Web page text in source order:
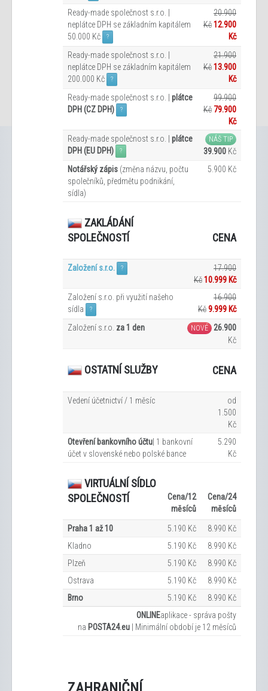
Ready-made společnost s.r.o. |
neplátce DPH se základním kapitálem
50.000 Kč
?
20.900
Kč12.900
Kč
Ready-made společnost s.r.o. |
neplátce DPH se základním kapitálem
200.000 Kč
?
21.900
Kč13.900
Kč
Ready-made společnost s.r.o. | plátce
DPH (CZ DPH)
?
99.900
Kč 79.900
Kč
Ready-made společnost s.r.o. | plátce
DPH (EU DPH)
?
NÁŠ TIP
39.900 Kč
Notářský zápis (změna názvu, počtu
společníků, předmětu podnikání,
sídla)
5.900 Kč
ZAKLÁDÁNÍ
SPOLEČNOSTÍ
CENA
Založení s.r.o. ?
17.900
Kč10.999 Kč
Založení s.r.o. při využití našeho
sídla
?
16.900
Kč9.999 Kč
Založení s.r.o. za 1 den NOVÉ
26.900
Kč
OSTATNÍ SLUŽBY CENA
Vedení účetnictví / 1 měsíc
od
1.500
Kč
Otevření bankovního účtu | 1 bankovní
účet v slovenské nebo polské bance
5.290
Kč
VIRTUÁLNÍ SÍDLO
SPOLEČNOSTÍ
Cena/12
měsíců
Cena/24
měsíců
Praha 1 až 10 5.190 Kč
8.990 Kč
Kladno
5.190 Kč
8.990 Kč
Plzeň
5.190 Kč
8.990 Kč
Ostrava
5.190 Kč
8.990 Kč
Brno
5.190 Kč
8.990 Kč
ONLINEaplikace - správa pošty
na POSTA24.eu Minimální období je 12 měsíců